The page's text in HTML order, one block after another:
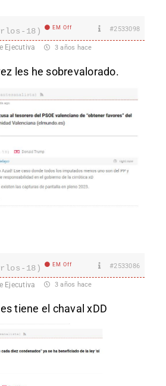
18) EM Off #2533098
Ejecutiva 3 años hace
les he sobrevalorado.
18) EM Off #2533086
Ejecutiva 3 años hace
tiene el chaval xDD